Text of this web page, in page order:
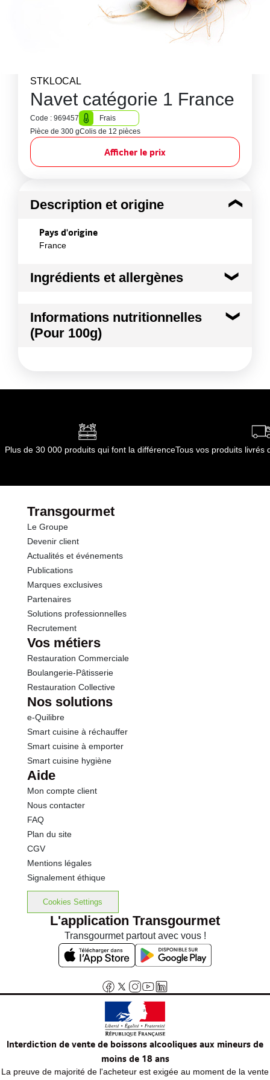
STKLOCAL
Navet catégorie 1 France
Code : 969457
Frais
Pièce de 300 gColis de 12 pièces
Afficher le prix
Description et origine
Pays d'origine
France
Ingrédients et allergènes
NAVET
Conformément aux informations transmises
Informations nutritionnelles
(Pour 100g)
Kilojoules 95 kj
dont Acides gras saturés 0.01 g
dont Sucres
Fibres
Protéines
Sel
Sodium
Plus de 30 000 produits qui font la différenceTous vos produits livrés
Transgourmet
Le Groupe
Devenir client
Actualités et événements
Publications
Marques exclusives
Partenaires
Solutions professionnelles
Recrutement
Vos métiers
Restauration Commerciale
Boulangerie-Pâtisserie
Restauration Collective
Nos solutions
e-Quilibre
Smart cuisine à réchauffer
Smart cuisine à emporter
Smart cuisine hygiène
Aide
Mon compte client
Nous contacter
FAQ
Plan du site
CGV
Mentions légales
Signalement éthique
Cookies Settings
L'application Transgourmet
Transgourmet partout avec vous !
Interdiction de vente de boissons alcooliques aux mineurs de
moins de 18 ans
La preuve de majorité de l'acheteur est exigée au moment de la vente